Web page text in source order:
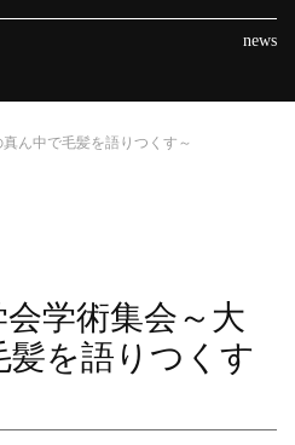
news
ん中で毛髪を語りつくす～
学術集会～大
髪を語りつくす